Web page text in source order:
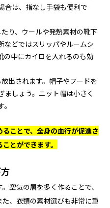
合は、指なし手袋も便利で
り、ウールや発熱素材の靴下
などではスリッパやルームシ
の中にカイロを入れるのも効
出されます。帽子やフードを
ましょう。ニット帽は小さく
ことで、全身の血行が促進さ
とができます。
空気の層を多く作ることで、
、衣類の素材選びも非常に重